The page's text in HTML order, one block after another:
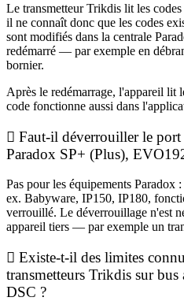
Le transmetteur Trikdis lit les
il ne connaît donc que les codes
sont modifiés dans la centrale
redémarré — par exemple en
bornier.
Après le redémarrage, l'appareil lit
code fonctionne aussi dans
Faut-il déverrouiller le port
Paradox SP+ (Plus),
Pas pour les équipements Paradox
ex. Babyware, IP150, IP180,
verrouillé. Le déverrouillage n'est
appareil tiers — par exemple un
Existe-t-il des limites
transmetteurs Trikdis sur bus
DSC ?